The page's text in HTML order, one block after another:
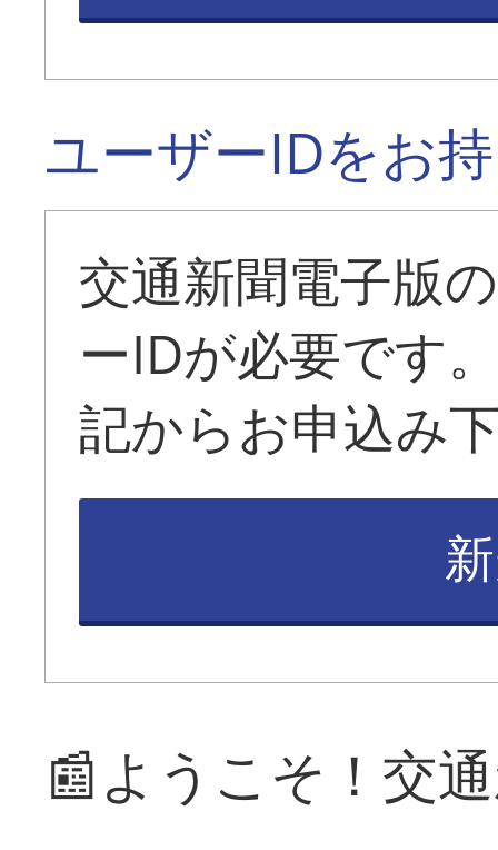
ユーザーIDをお
交通新聞電子版
ーIDが必要です
記からお申込み
📰ようこそ！交